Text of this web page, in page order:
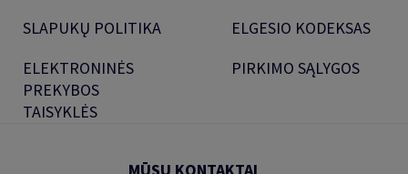
SLAPUKŲ POLITIKA
ELEKTRONINĖS
PREKYBOS
TAISYKLĖS
ELGESIO KODEKSAS
PIRKIMO SĄLYGOS